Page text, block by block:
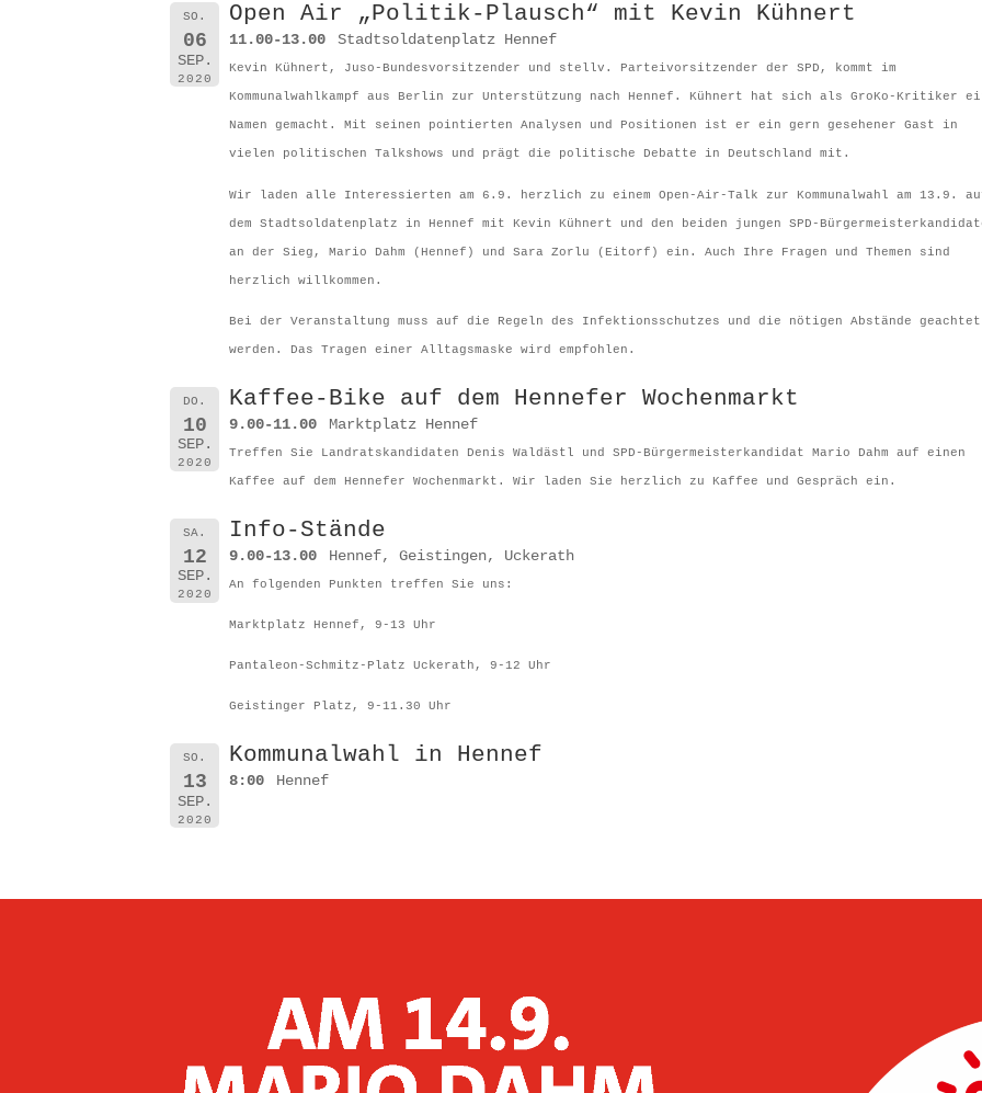
SO.
06
SEP.
2020
Open Air „Politik-Plausch“ mit Kevin Kühnert
11.00-13.00 Stadtsoldatenplatz Hennef
Kevin Kühnert, Juso-Bundesvorsitzender und stellv. Parteivorsitzender der SPD, kommt im
Kommunalwahlkampf aus Berlin zur Unterstützung nach Hennef. Kühnert hat sich als GroKo-Kritiker
Namen gemacht. Mit seinen pointierten Analysen und Positionen ist er ein gern gesehener Gast in
vielen politischen Talkshows und prägt die politische Debatte in Deutschland mit.
Wir laden alle Interessierten am 6.9. herzlich zu einem Open-Air-Talk zur Kommunalwahl am 13.9.
dem Stadtsoldatenplatz in Hennef mit Kevin Kühnert und den beiden jungen SPD-
an der Sieg, Mario Dahm (Hennef) und Sara Zorlu (Eitorf) ein. Auch Ihre Fragen und Themen sind
herzlich willkommen.
Bei der Veranstaltung muss auf die Regeln des Infektionsschutzes und die nötigen Abstände geachtet
werden. Das Tragen einer Alltagsmaske wird empfohlen.
DO.
10
SEP.
2020
Kaffee-Bike auf dem Hennefer Wochenmarkt
9.00-11.00 Marktplatz Hennef
Treffen Sie Landratskandidaten Denis Waldästl und SPD-Bürgermeisterkandidat Mario Dahm auf einen
Kaffee auf dem Hennefer Wochenmarkt. Wir laden Sie herzlich zu Kaffee und Gespräch ein.
SA.
12
SEP.
2020
Info-Stände
9.00-13.00 Hennef, Geistingen, Uckerath
An folgenden Punkten treffen Sie uns:
Marktplatz Hennef, 9-13 Uhr
Pantaleon-Schmitz-Platz Uckerath, 9-12 Uhr
Geistinger Platz, 9-11.30 Uhr
SO.
13
SEP.
2020
Kommunalwahl in Hennef
8:00 Hennef